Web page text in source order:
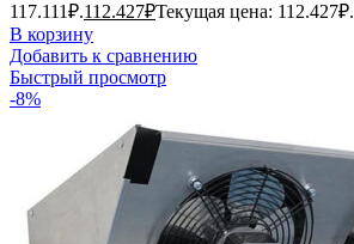
117.111₽.112.427₽Текущая цена: 112.427₽.
В корзину
Добавить к сравнению
Быстрый просмотр
-8%